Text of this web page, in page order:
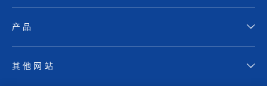
产品
其他网站